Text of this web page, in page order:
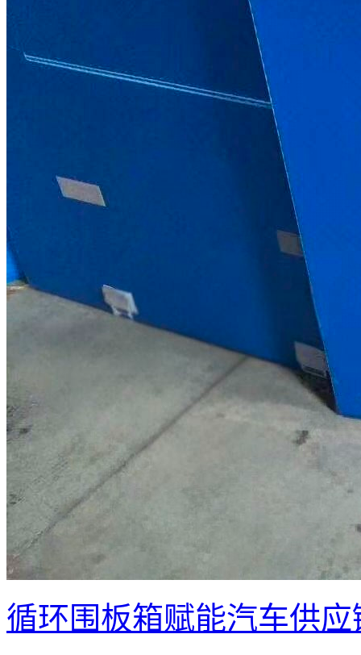
循环围板箱赋能汽车供